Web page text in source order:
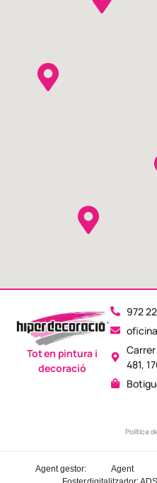
972
481,
Política
Tot en pintura i
decoració
Agent
Agent gestor: